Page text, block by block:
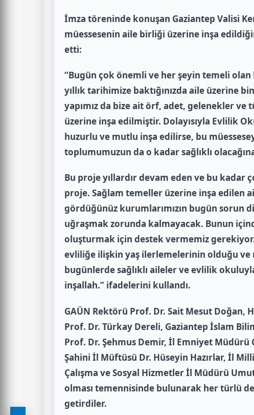
İmza töreninde konuşan Gaziantep Valisi
müessesenin aile birliği üzerine inşa
etti:
“Bugün çok önemli ve her şeyin temeli
yıllık tarihimize baktığınızda aile üzerine
yapımız da bize ait örf, adet, gelenekler
üzerine inşa edilmiştir. Dolayısıyla Evlilik
huzurlu ve mutlu inşa edilirse, bu
toplumumuzun da o kadar sağlıklı
Bu proje yıllardır devam eden ve bu kadar
proje. Sağlam temeller üzerine inşa edilen
gördüğünüz kurumlarımızın bugün sorun
uğraşmak zorunda kalmayacak. Bunun
oluşturmak için destek vermemiz
evliliğe ilişkin yaş ilerlemelerinin olduğu ve
bugünlerde sağlıklı aileler ve evlilik
inşallah.” ifadelerini kullandı.
GAÜN Rektörü Prof. Dr. Sait Mesut Doğan,
Prof. Dr. Türkay Dereli, Gaziantep İslam
Prof. Dr. Şehmus Demir, İl Emniyet Müdürü
Şahini İl Müftüsü Dr. Hüseyin Hazırlar, İl
Çalışma ve Sosyal Hizmetler İl Müdürü
olması temennisinde bulunarak her türlü
getirdiler.